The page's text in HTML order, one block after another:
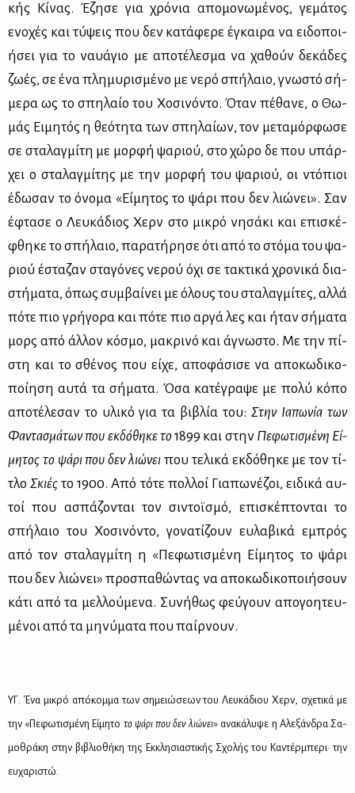
κής Κί­νας. Έζη­σε για χρό­νια απο­μο­νω­μέ­νος, γε­μά­τος
ενο­χές και τύ­ψεις που δεν κα­τά­φε­ρε έγκαι­ρα να ει­δο­ποι­
ή­σει για το ναυά­γιο με απο­τέ­λε­σμα να χα­θούν δε­κά­δες
ζω­ές, σε ένα πλη­μυ­ρι­σμέ­νο με νε­ρό σπή­λαιο, γνω­στό σή­
με­ρα ως το σπη­λαίο του Χο­σι­νό­ντο. Όταν πέ­θα­νε, ο Θω­
μάς Ει­μη­τός η θε­ό­τη­τα των σπη­λαί­ων, τον με­τα­μόρ­φω­σε
σε στα­λαγ­μί­τη με μορ­φή ψα­ριού, στο χώ­ρο δε που υπάρ­
χει ο στα­λαγ­μί­της με την μορ­φή του ψα­ριού, οι ντό­πιοι
έδω­σαν το όνο­μα «Εί­μη­τος το ψά­ρι που δεν λιώ­νει». Σαν
έφτα­σε ο Λευ­κά­διος Χερν στο μι­κρό νη­σά­κι και επι­σκέ­
φθη­κε το σπή­λαιο, πα­ρα­τή­ρη­σε ότι από το στό­μα του ψα­
ριού έστα­ζαν στα­γό­νες νε­ρού όχι σε τα­κτι­κά χρο­νι­κά δια­
στή­μα­τα, όπως συμ­βαί­νει με όλους του στα­λαγ­μί­τες, αλ­λά
πό­τε πιο γρή­γο­ρα και πό­τε πιο αρ­γά λες και ήταν σή­μα­τα
μορς από άλ­λον κό­σμο, μα­κρι­νό και άγνω­στο. Με την πί­
στη και το σθέ­νος που εί­χε, απο­φά­σι­σε να απο­κω­δι­κο­
ποί­η­ση αυ­τά τα σή­μα­τα. Όσα κα­τέ­γρα­ψε με πο­λύ κό­πο
απο­τέ­λε­σαν το υλι­κό για τα βι­βλία του:Στην Ια­πω­νία των
Φα­ντα­σμά­των που εκ­δό­θη­κε το1899 και στην Πε­φω­τι­σμέ­νη Εί­
μη­τος το ψά­ρι που δεν λιώ­νει που τε­λι­κά εκ­δό­θη­κε με τον τί­
τλοΣκιέςτο 1900. Από τό­τε πολ­λοί Για­πω­νέ­ζοι, ει­δι­κά αυ­
τοί που ασπά­ζο­νται τον σι­ντοϊ­σμό, επι­σκέ­πτο­νται το
σπή­λαιο του Χο­σι­νό­ντο, γο­να­τί­ζουν ευ­λα­βι­κά εμπρός
από τον στα­λαγ­μί­τη η «Πε­φω­τι­σμέ­νη Εί­μη­τος το ψά­ρι
που δεν λιώ­νει» προ­σπα­θώ­ντας να απο­κω­δι­κο­ποι­ή­σουν
κά­τι από τα μελ­λού­με­να. Συ­νή­θως φεύ­γουν απο­γοη­τευ­
μέ­νοι από τα μη­νύ­μα­τα που παίρ­νουν.
ΥΓ. Ένα μι­κρό από­κομ­μα των ση­μειώ­σε­ων του Λευ­κά­διου Χερν, σχε­τι­κά με
την «Πε­φω­τι­σμέ­νη Εί­μη­το το ψά­ρι που δεν λιώ­νει» ανα­κά­λυ­ψε η Αλε­ξάν­δρα Σα­
μο­θρά­κη στην βι­βλιο­θή­κη της Εκ­κλη­σια­στι­κής Σχο­λής του Κα­ντέρ­μπε­ρι· την
ευ­χα­ρι­στώ.